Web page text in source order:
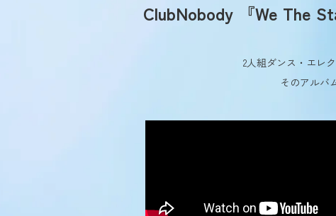
ClubNobody 『We The
2人組ダンス・エレ
そのアルバ